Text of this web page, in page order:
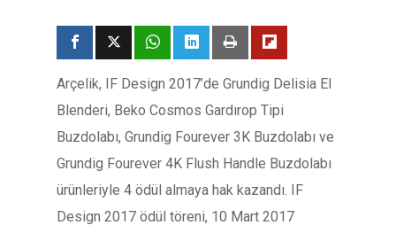
Arçelik, IF Design 2017’de Grundig Delisia El
Blenderi, Beko Cosmos Gardırop Tipi
Buzdolabı, Grundig Fourever 3K Buzdolabı ve
Grundig Fourever 4K Flush Handle Buzdolabı
ürünleriyle 4 ödül almaya hak kazandı. IF
Design 2017 ödül töreni, 10 Mart 2017